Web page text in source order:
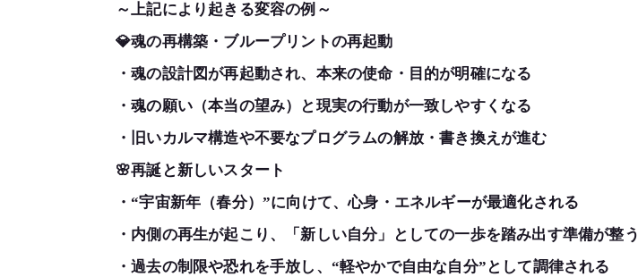
～上記により起きる変容の例～
💎魂の再構築・ブループリントの再起動
・魂の設計図が再起動され、本来の使命・目的が明確になる
・魂の願い（本当の望み）と現実の行動が一致しやすくなる
・旧いカルマ構造や不要なプログラムの解放・書き換えが進む
🌸再誕と新しいスタート
・“宇宙新年（春分）”に向けて、心身・エネルギーが最適化される
・内側の再生が起こり、「新しい自分」としての一歩を踏み出す準備が整う
・過去の制限や恐れを手放し、“軽やかで自由な自分”として調律される